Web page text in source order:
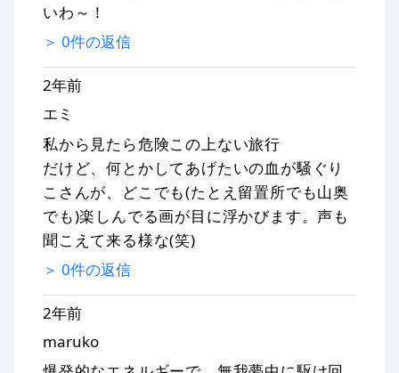
いわ～！
＞ 0件の返信
2年前
エミ
私から見たら危険この上ない旅行
だけど、何とかしてあげたいの血が騒ぐり
こさんが、どこでも(たとえ留置所でも山奥
でも)楽しんでる画が目に浮かびます。声も
聞こえて来る様な(笑)
＞ 0件の返信
2年前
maruko